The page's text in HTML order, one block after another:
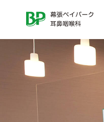
当院について 一覧を
診療案内 見る